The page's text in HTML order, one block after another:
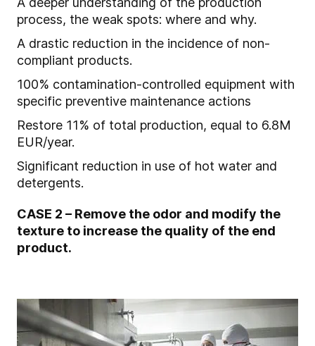
process, the weak spots: where and why.
A drastic reduction in the incidence of non-
compliant products.
100% contamination-controlled equipment with
specific preventive maintenance actions
Restore 11% of total production, equal to 6.8M
EUR/year.
Significant reduction in use of hot water and
detergents.
CASE 2 – Remove the odor and modify the
texture to increase the quality of the end
product.